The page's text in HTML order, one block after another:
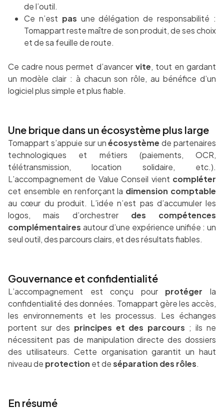
de l’outil.
Ce n’est pas une délégation de responsabilité :
Tomappart reste maître de son produit, de ses choix
et de sa feuille de route.
Ce cadre nous permet d’avancer vite, tout en gardant
un modèle clair : à chacun son rôle, au bénéfice d’un
logiciel plus simple et plus fiable.
Une brique dans un écosystème plus large
Tomappart s’appuie sur unécosystème de partenaires
technologiques et métiers (paiements, OCR,
télétransmission, location solidaire, etc.).
L’accompagnement de Value Conseil vient compléter
cet ensemble en renforçant la dimension comptable
au cœur du produit. L’idée n’est pas d’accumuler les
logos, mais d’orchestrer des compétences
complémentaires autour d’une expérience unifiée : un
seul outil, des parcours clairs, et des résultats fiables.
Gouvernance et confidentialité
L’accompagnement est conçu pour protéger la
confidentialité des données. Tomappart gère les accès,
les environnements et les processus. Les échanges
portent sur des principes et des parcours ; ils ne
nécessitent pas de manipulation directe des dossiers
des utilisateurs. Cette organisation garantit un haut
niveau de protection et deséparation des rôles.
En résumé